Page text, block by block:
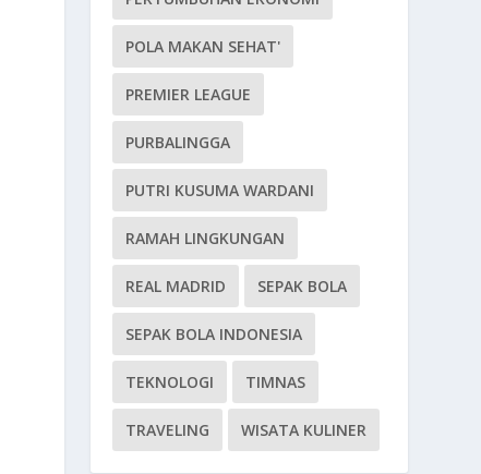
POLA MAKAN SEHAT'
PREMIER LEAGUE
PURBALINGGA
PUTRI KUSUMA WARDANI
RAMAH LINGKUNGAN
REAL MADRID SEPAK BOLA
SEPAK BOLA INDONESIA
TEKNOLOGI TIMNAS
TRAVELING WISATA KULINER